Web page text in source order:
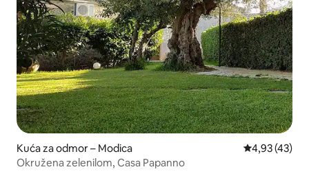
Kuća za odmor – Modica Prosječna
4,93 (43)
Okružena zelenilom, Casa Papanno